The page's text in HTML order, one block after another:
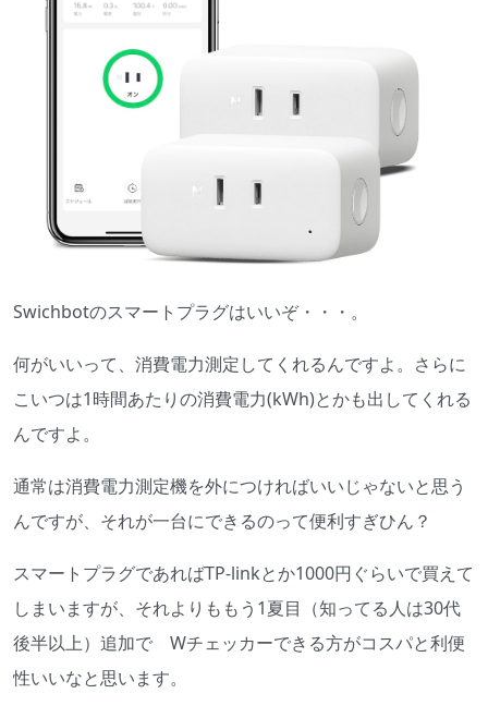
Swichbotのスマートプラグはいいぞ・・・。
何がいいって、消費電力測定してくれるんですよ。さらに
こいつは1時間あたりの消費電力(kWh)とかも出してくれる
んですよ。
通常は消費電力測定機を外につければいいじゃないと思う
んですが、それが一台にできるのって便利すぎひん？
スマートプラグであればTP-linkとか1000円ぐらいで買えて
しまいますが、それよりももう1夏目（知ってる人は30代
後半以上）追加で Wチェッカーできる方がコスパと利便
性いいなと思います。